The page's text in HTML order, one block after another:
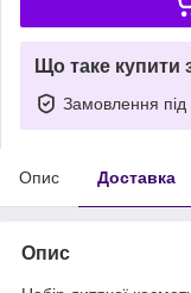
Що таке купити
Замовлення під
Опис Доставка
Опис